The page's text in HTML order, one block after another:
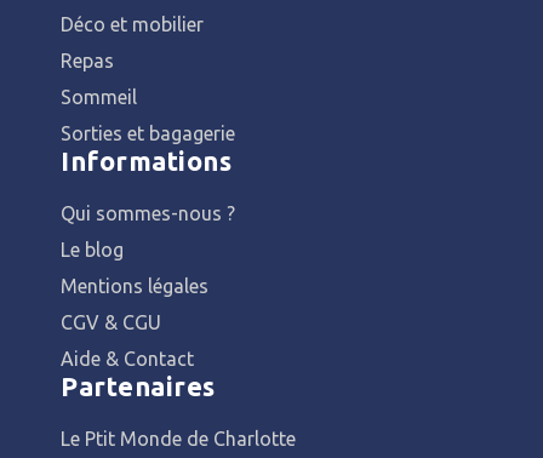
Déco et mobilier
Repas
Sommeil
Sorties et bagagerie
Informations
Qui sommes-nous ?
Le blog
Mentions légales
CGV & CGU
Aide & Contact
Partenaires
Le Ptit Monde de Charlotte